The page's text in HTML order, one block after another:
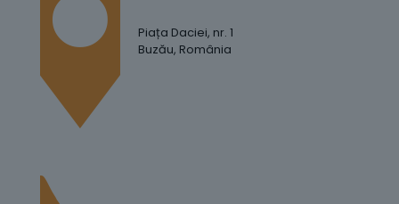
Piața Daciei, nr. 1
Buzău, România